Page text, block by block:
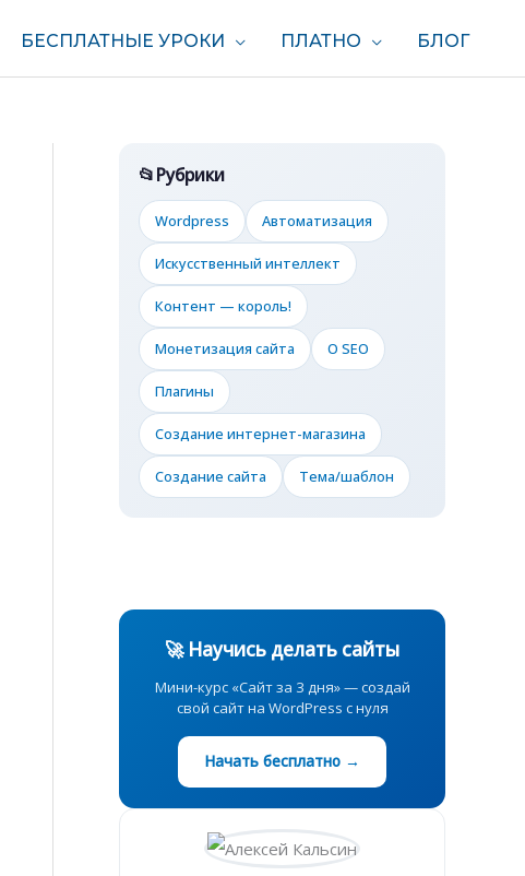
БЕСПЛАТНЫЕ УРОКИ ПЛАТНО БЛОГ
Рубрики
Wordpress Автоматизация
Искусственный интеллект
Контент — король!
Монетизация сайта О SEO
Плагины
Создание интернет-магазина
Создание сайта Тема/шаблон
🚀 Научись делать сайты
Мини-курс «Сайт за 3 дня» — создай
свой сайт на WordPress с нуля
Начать бесплатно →